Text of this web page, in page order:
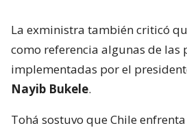
La exministra también criticó
como referencia algunas de las
implementadas por el
Nayib Bukele.
Tohá sostuvo que Chile